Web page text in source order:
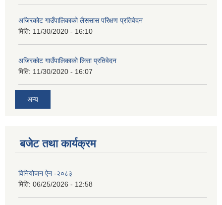
अजिरकोट गाउँपालिकाको लैससास परिक्षण प्रतिवेदन
मिति: 11/30/2020 - 16:10
अजिरकोट गाउँपालिकाको लिसा प्रतिवेदन
मिति: 11/30/2020 - 16:07
अन्य
बजेट तथा कार्यक्रम
विनियोजन ऐन -२०८३
मिति: 06/25/2026 - 12:58